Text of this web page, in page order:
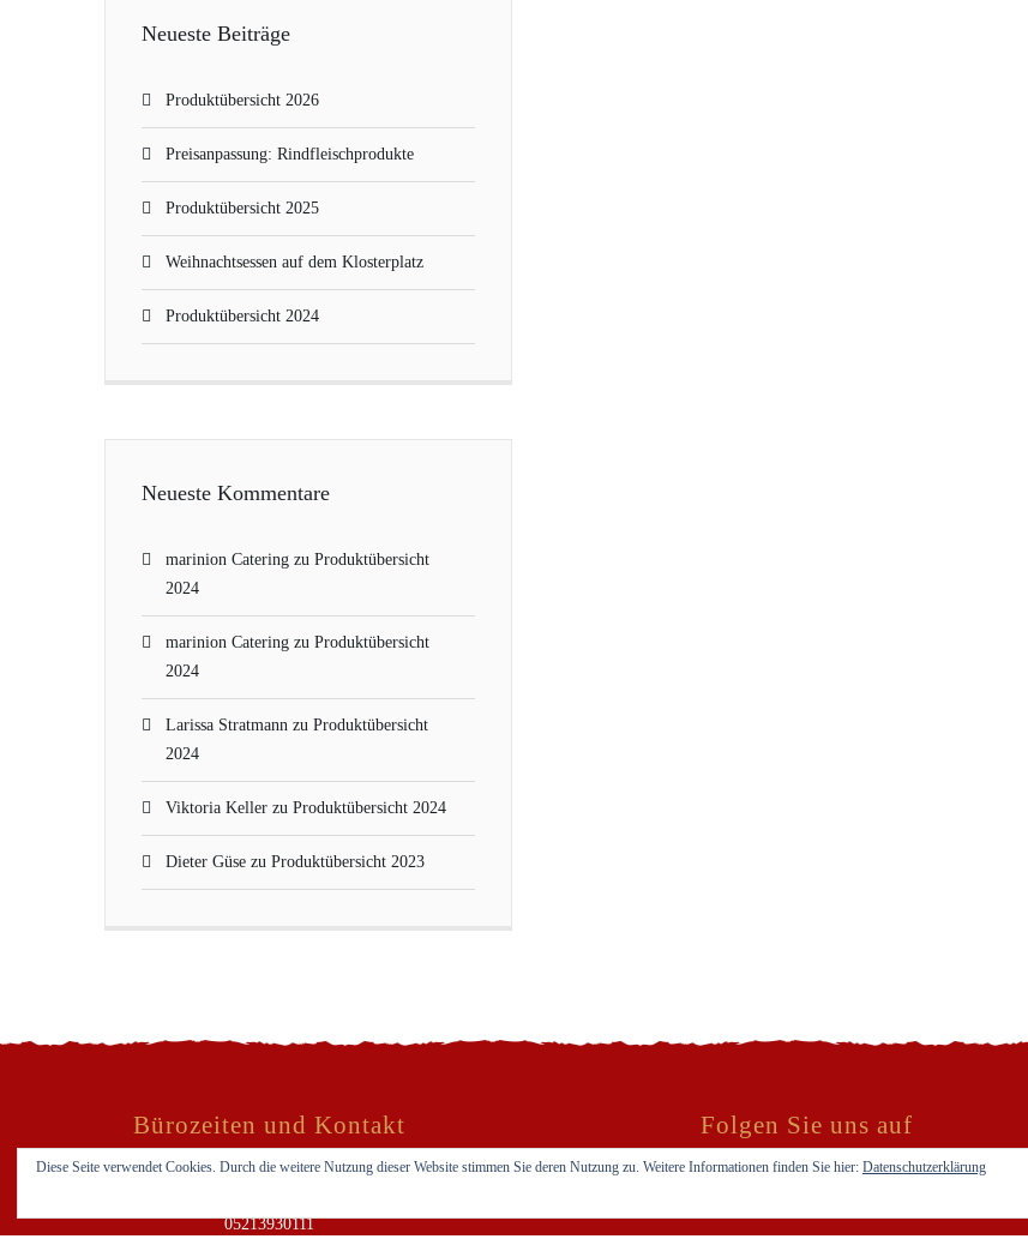
Neueste Beiträge
Produktübersicht 2026
Preisanpassung: Rindfleischprodukte
Produktübersicht 2025
Weihnachtsessen auf dem Klosterplatz
Produktübersicht 2024
Neueste Kommentare
marinion Catering zu Produktübersicht
2024
marinion Catering zu Produktübersicht
2024
Larissa Stratmann zu Produktübersicht
2024
Viktoria Keller zu Produktübersicht 2024
Dieter Güse zu Produktübersicht 2023
Bürozeiten und Kontakt
Kafkastraße 83
05213930111
Folgen Sie uns auf
FacebookInstagramGoogle
Diese Seite verwendet Cookies. Durch die weitere Nutzung dieser Website stimmen Sie deren Nutzung zu. Weitere Informationen finden Sie hier: Datenschutzerklärung